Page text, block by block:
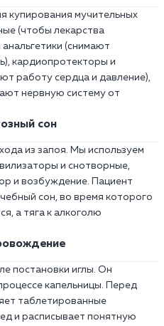
купирования мучительных
(чтобы лекарства
анальгетики (снимают
кардиопротекторы и
работу сердца и давление),
нервную систему от
сон
из запоя. Мы используем
и снотворные,
и возбуждение. Пациент
сон, во время которого
а тяга к алкоголю
постановки иглы. Он
капельницы. Перед
таблетированные
и расписывает понятную